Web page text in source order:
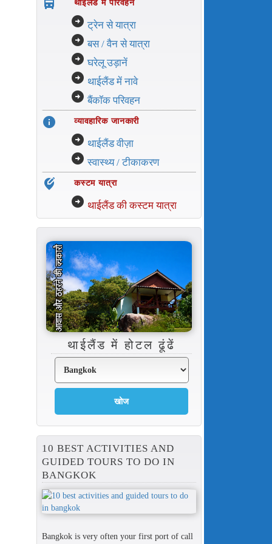
directions_bus_filled थाईलैंड में परिवहन
arrow_circle_right ट्रेन से यात्रा
arrow_circle_right बस / वैन से यात्रा
arrow_circle_right घरेलू उड़ानें
arrow_circle_right थाईलैंड में नावे
arrow_circle_right बैंकॉक परिवहन
info व्यावहारिक जानकारी
arrow_circle_right थाईलैंड वीज़ा
arrow_circle_right स्वास्थ्य / टीकाकरण
edit_location_alt कस्टम यात्रा
arrow_circle_right थाईलैंड की कस्टम यात्रा
थाईलैंड में होटल ढूंढें
10 BEST ACTIVITIES AND
GUIDED TOURS TO DO IN
BANGKOK
Bangkok is very often your first port of call